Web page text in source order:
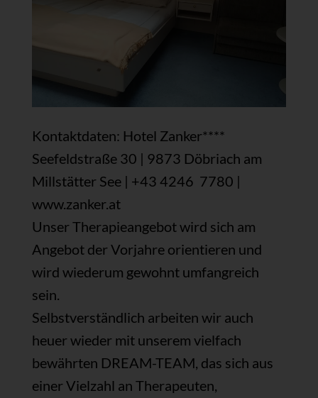
Kontaktdaten: Hotel Zanker****
Seefeldstraße 30 | 9873 Döbriach am
Millstätter See | +43 4246 7780 |
www.zanker.at
Unser Therapieangebot wird sich am
Angebot der Vorjahre orientieren und
wird wiederum gewohnt umfangreich
sein.
Selbstverständlich arbeiten wir auch
heuer wieder mit unserem vielfach
bewährten DREAM-TEAM, das sich aus
einer Vielzahl an Therapeuten,